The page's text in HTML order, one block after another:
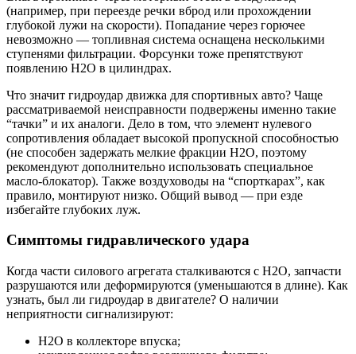
(например, при переезде речки вброд или прохождении
глубокой лужи на скорости). Попадание через горючее
невозможно — топливная система оснащена несколькими
ступенями фильтрации. Форсунки тоже препятствуют
появлению H2O в цилиндрах.
Что значит гидроудар движка для спортивных авто? Чаще
рассматриваемой неисправности подвержены именно такие
“тачки” и их аналоги. Дело в том, что элемент нулевого
сопротивления обладает высокой пропускной способностью
(не способен задержать мелкие фракции H2O, поэтому
рекомендуют дополнительно использовать специальное
масло-блокатор). Также воздуховоды на “спорткарах”, как
правило, монтируют низко. Общий вывод — при езде
избегайте глубоких луж.
Симптомы гидравлического удара
Когда части силового агрегата сталкиваются с H2O, запчасти
разрушаются или деформируются (уменьшаются в длине). Как
узнать, был ли гидроудар в двигателе? О наличии
неприятности сигнализируют:
H2O в коллекторе впуска;